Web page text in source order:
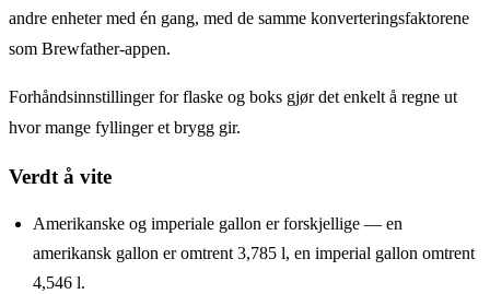
andre enheter med én gang, med de samme konverteringsfaktorene
som Brewfather-appen.
Forhåndsinnstillinger for flaske og boks gjør det enkelt å regne ut
hvor mange fyllinger et brygg gir.
Verdt å vite
Amerikanske og imperiale gallon er forskjellige — en
amerikansk gallon er omtrent 3,785 l, en imperial gallon omtrent
4,546 l.